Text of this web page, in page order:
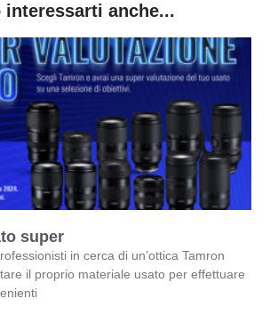
interessarti anche...
super
in cerca di un’ottica Tamron
il proprio materiale usato per effettuare